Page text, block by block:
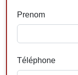
Prenom
Téléphone